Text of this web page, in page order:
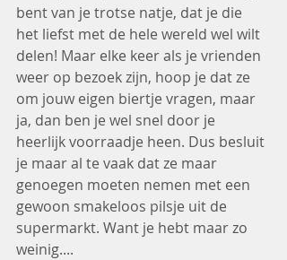
bent van je trotse natje, dat je die
het liefst met de hele wereld wel wilt
delen! Maar elke keer als je vrienden
weer op bezoek zijn, hoop je dat ze
om jouw eigen biertje vragen, maar
ja, dan ben je wel snel door je
heerlijk voorraadje heen. Dus besluit
je maar al te vaak dat ze maar
genoegen moeten nemen met een
gewoon smakeloos pilsje uit de
supermarkt. Want je hebt maar zo
weinig....